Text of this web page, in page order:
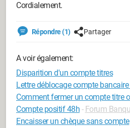
Cordialement.
Répondre (1) Partager
A voir également:
Disparition d'un compte titres
Lettre déblocage compte
Comment fermer un compte titre
Compte positif 48h - Forum
Encaisser un chèque sans compte